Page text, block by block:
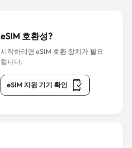
eSIM 호환성?
시작하려면 eSIM 호환 장치가 필요
합니다.
eSIM 지원 기기 확인